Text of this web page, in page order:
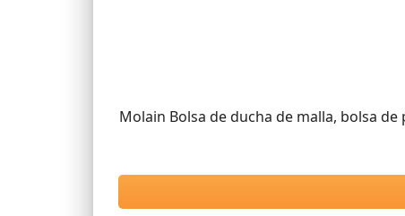
Molain Bolsa de ducha de malla, bolsa